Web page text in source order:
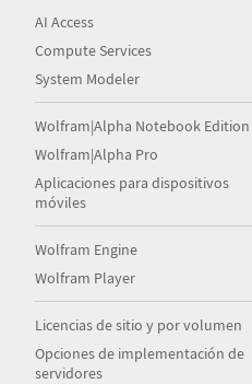
AI Access
Compute Services
System Modeler
Wolfram|Alpha Notebook Edition
Wolfram|Alpha Pro
Aplicaciones para dispositivos
móviles
Wolfram Engine
Wolfram Player
Licencias de sitio y por volumen
Opciones de implementación de
servidores